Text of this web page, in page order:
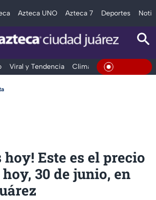
Azteca UNO Azteca 7 Deportes
Viral y Tendencia Clima Deportes En Vivo
hoy! Este es el precio
30 de junio, en